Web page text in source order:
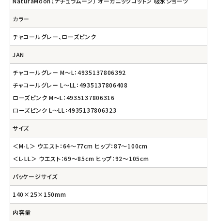
カラー
チャコールグレー、ローズピンク
JAN
チャコールグレー M～L：4935137806392
チャコールグレー L～LL：4935137806408
ローズピンク M～L：4935137806316
ローズピンク L～LL：4935137806323
サイズ
＜M-L＞ ウエスト：64～77cm ヒップ：87～100cm
＜L-LL＞ ウエスト：69～85cm ヒップ：92～105cm
パッケージサイズ
140×25×150mm
内容量